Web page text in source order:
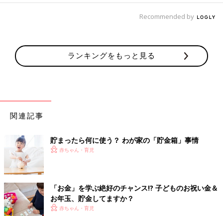
どこの家庭も子どもが成長するにつれ、教育費が予想以上に出て
・目的別に口座を分けて管理する。
・ふるさと納税、つみたてNISAなど、得するシステムを活用
などなど。収支の見直しをすると少額でも貯めることができるか
と、ですね。
（文・井上裕紀子）
Recommended by
ランキングをもっと見る
関連記事
貯まったら何に使う？ わが家の「貯金箱」事情
赤ちゃん・育児
「お金」を学ぶ絶好のチャンス!? 子どものお祝い金＆
お年玉、貯金してますか？
赤ちゃん・育児